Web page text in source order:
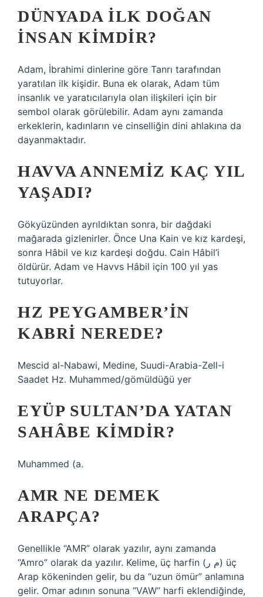
DÜNYADA ILK DOĞAN
INSAN KIMDIR?
Adam, İbrahimi dinlerine göre Tanrı tarafından
yaratılan ilk kişidir. Buna ek olarak, Adam tüm
insanlık ve yaratıcılarıyla olan ilişkileri için bir
sembol olarak görülebilir. Adam aynı zamanda
erkeklerin, kadınların ve cinselliğin dini ahlakına da
dayanmaktadır.
HAVVA ANNEMIZ KAÇ YIL
YAŞADI?
Gökyüzünden ayrıldıktan sonra, bir dağdaki
mağarada gizlenirler. Önce Una Kain ve kız kardeşi,
sonra Hâbil ve kız kardeşi doğdu. Cain Hâbil’i
öldürür. Adam ve Havvs Hâbil için 100 yıl yas
tutuyorlar.
HZ PEYGAMBER’IN
KABRI NEREDE?
Mescid al-Nabawi, Medine, Suudi-Arabia-Zell-i
Saadet Hz. Muhammed/gömüldüğü yer
EYÜP SULTAN’DA YATAN
SAHÂBE KIMDIR?
Muhammed (a.
AMR NE DEMEK
ARAPÇA?
Genellikle “AMR” olarak yazılır, aynı zamanda
“Amro” olarak da yazılır. Kelime, üç harfin (م ر) üç
Arap kökeninden gelir, bu da “uzun ömür” anlamına
gelir. Omar adının sonuna “VAW” harfi eklendiğinde,